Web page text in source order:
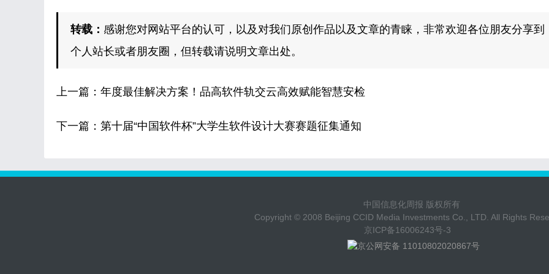
转载： 感谢您对网站平台的认可，以及对我们原创作品以及文章的青睐，非常欢迎各位朋友分享到
个人站长或者朋友圈，但转载请说明文章出处。
上一篇： 年度最佳解决方案！品高软件轨交云高效赋能智慧安检
下一篇： 第十届“中国软件杯”大学生软件设计大赛赛题征集通知
中国信息化周报 版权所有
Copyright © 2008 Beijing CCID Media Investments Co., LTD. All Rights
京ICP备16006243号-3
京公网安备 11010802020867号